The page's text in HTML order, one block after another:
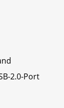
2.0-Port